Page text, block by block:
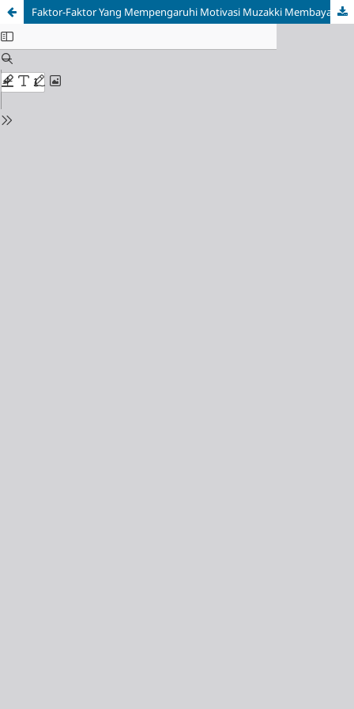
Faktor-Faktor Yang Mempengaruhi Motivasi Muzakki Membayar Zakat Di Badan Amil Zakat Nasional (BAZNAS) Kabupaten Rokan Hilir